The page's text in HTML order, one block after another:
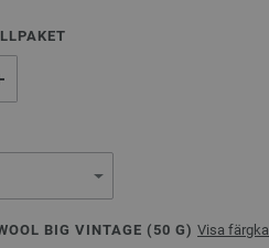
BIG VINTAGE ( 50 G) Visa